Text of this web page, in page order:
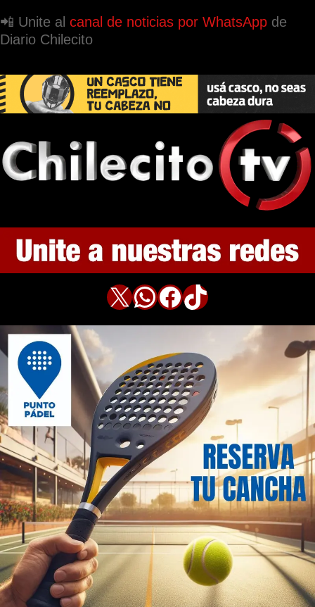
📲 Unite al canal de noticias por WhatsApp de
Diario Chilecito
X WhatsApp Facebook TikTok